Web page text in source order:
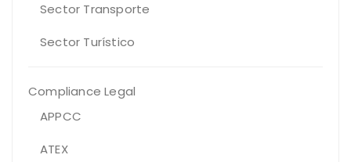
Sector Transporte
Sector Turístico
Compliance Legal
APPCC
ATEX